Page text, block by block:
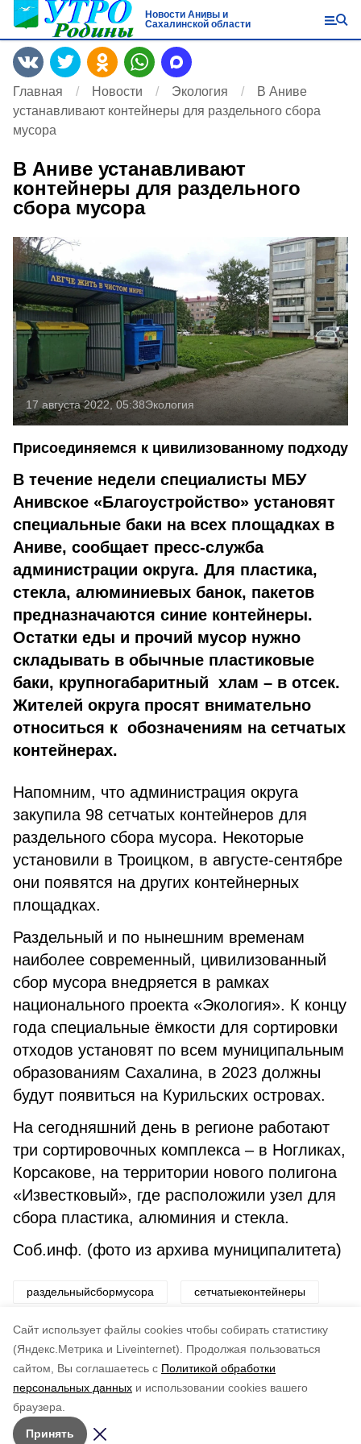
Cайт использует файлы cookies чтобы собирать статистику
(Яндекс.Метрика и Liveinternet).
Продолжая пользоваться
сайтом, Вы соглашаетесь с Политикой обработки
персональных данных и использовании cookies вашего
браузера.
Принять
Новости Анивы и
Сахалинской области
Главная Новости Экология
В Аниве
устанавливают контейнеры для раздельного сбора
мусора
В Аниве устанавливают
контейнеры для раздельного
сбора мусора
17 августа 2022, 05:38Экология
Присоединяемся к цивилизованному подходу
В течение недели специалисты МБУ
Анивское «Благоустройство» установят
специальные баки на всех площадках в
Аниве, сообщает пресс-служба
администрации округа. Для пластика,
стекла, алюминиевых банок, пакетов
предназначаются синие контейнеры.
Остатки еды и прочий мусор нужно
складывать в обычные пла­стиковые
баки, крупногабаритный хлам – в отсек.
Жителей округа просят внимательно
относиться к обозначениям на сетчатых
контейнерах.
Напомним, что администрация округа
закупила 98 сетчатых контейнеров для
раздельного сбора мусора. Некоторые
установили в Троицком, в августе-сентябре
они появятся на других контейнерных
площадках.
Раздельный и по нынешним временам
наиболее современный, цивилизованный
сбор мусора внедряется в рамках
национального проекта «Экология». К концу
года специальные ёмкости для сортировки
отходов установят по всем муниципальным
образованиям Сахалина, в 2023 должны
будут появиться на Курильских островах.
На сегодняшний день в регионе работают
три сортировочных комплекса – в Ногликах,
Корсакове, на территории нового полигона
«Известковый», где расположили узел для
сбора пластика, алюминия и стекла.
Соб.инф. (фото из архива муниципалитета)
раздельныйсбормусора сетчатыеконтейнеры
нацпроект экология
по оценке
5